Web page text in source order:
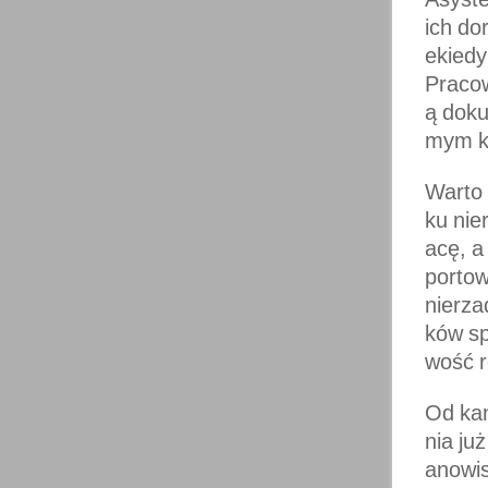
ich
ą
mym
Warto
ku
acę,
ków
wość
Od
nia